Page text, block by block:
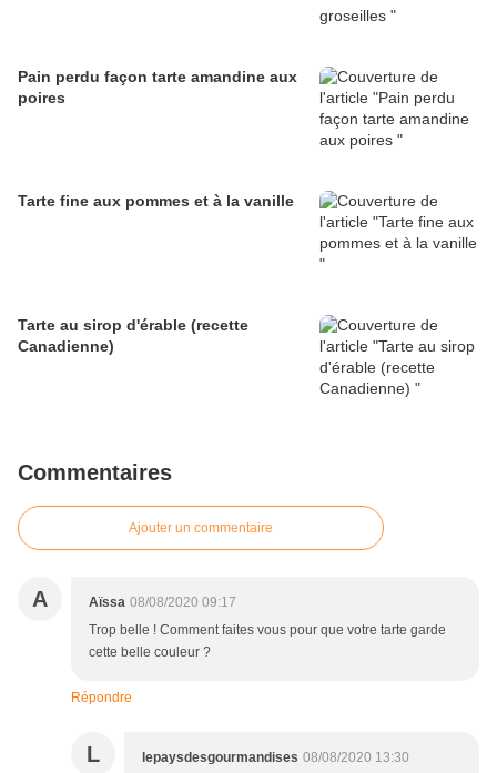
Pain perdu façon tarte amandine aux
poires
Tarte fine aux pommes et à la vanille
Tarte au sirop d'érable (recette
Canadienne)
Commentaires
Ajouter un commentaire
A Aïssa 08/08/2020 09:17
Trop belle ! Comment faites vous pour que votre tarte garde
cette belle couleur ?
Répondre
L lepaysdesgourmandises 08/08/2020 13:30